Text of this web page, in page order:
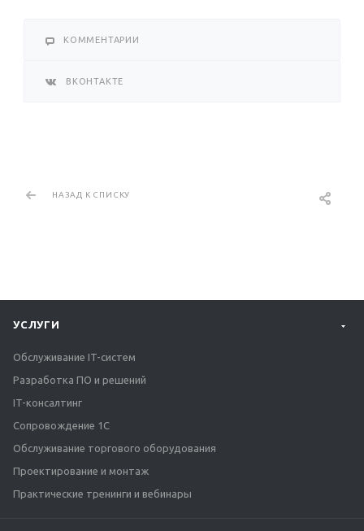
КОММЕНТАРИИ
ВКОНТАКТЕ
НАЗАД К СПИСКУ
УСЛУГИ
Обслуживание IT-систем
Разработка ПО и решений
IT-консалтинг
Сопровождение 1С
Обслуживание торгового оборудования
Проектирование и монтаж
Практические тренинги и вебинары